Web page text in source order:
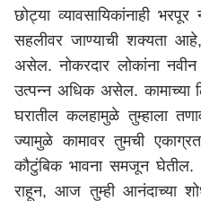
छोट्या व्यावसायिकांनाही
सहलीवर जाण्याची शक्यता
असेल. नोकरदार लोकांना
उत्पन्न अधिक असेल. कामाच्या
घरातील कलहामुळे तुम्हाला
ज्यामुळे कामावर तुमची
कौटुंबिक भावना समजून
राहून, आज तुम्ही आनंदाच्या